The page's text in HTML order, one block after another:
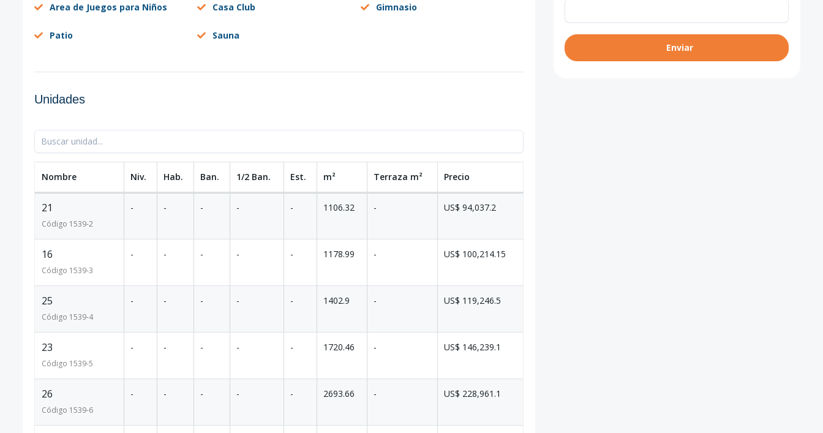
Area de Juegos para Niños Casa Club Gimnasio
Patio Sauna
Unidades
Nombre Niv. Hab. Ban. 1/2 Ban. Est. m² Terraza m² Precio
21
Código 1539-2
- - - - - 1106.32 - US$ 94,037.2
16
Código 1539-3
- - - - - 1178.99 - US$ 100,214.15
25
Código 1539-4
- - - - - 1402.9 - US$ 119,246.5
23
Código 1539-5
- - - - - 1720.46 - US$ 146,239.1
26
Código 1539-6
- - - - - 2693.66 - US$ 228,961.1
Enviar